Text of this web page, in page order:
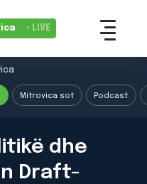
• LIVE
Mitrovica sot Podcast
dhe
Draft-